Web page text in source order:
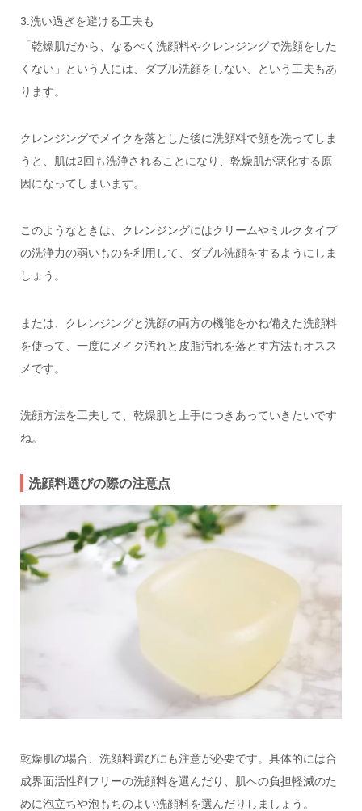
3.洗い過ぎを避ける工夫も
「乾燥肌だから、なるべく洗顔料やクレンジングで洗顔をした
くない」という人には、ダブル洗顔をしない、という工夫もあ
ります。
クレンジングでメイクを落とした後に洗顔料で顔を洗ってしま
うと、肌は2回も洗浄されることになり、乾燥肌が悪化する原
因になってしまいます。
このようなときは、クレンジングにはクリームやミルクタイプ
の洗浄力の弱いものを利用して、ダブル洗顔をするようにしま
しょう。
または、クレンジングと洗顔の両方の機能をかね備えた洗顔料
を使って、一度にメイク汚れと皮脂汚れを落とす方法もオスス
メです。
洗顔方法を工夫して、乾燥肌と上手につきあっていきたいです
ね。
洗顔料選びの際の注意点
乾燥肌の場合、洗顔料選びにも注意が必要です。具体的には合
成界面活性剤フリーの洗顔料を選んだり、肌への負担軽減のた
めに泡立ちや泡もちのよい洗顔料を選んだりしましょう。